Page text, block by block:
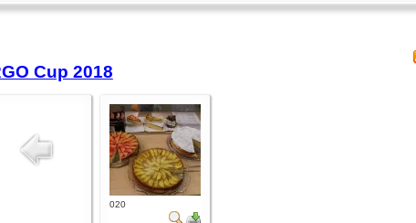
Cup 2018
020